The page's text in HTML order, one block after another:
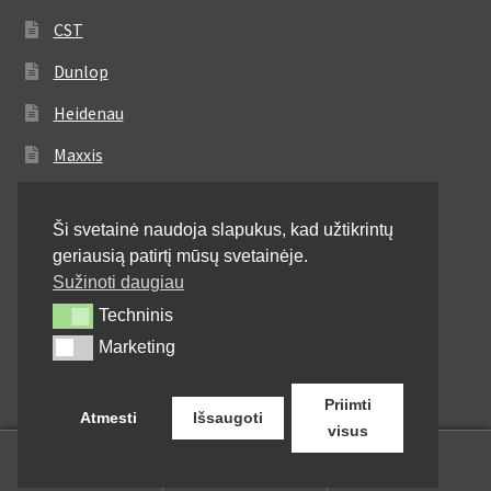
CST
Dunlop
Heidenau
Maxxis
Michelin
Mitas
Pirelli
Shinko
Ši svetainė naudoja slapukus, kad užtikrintų
geriausią patirtį mūsų svetainėje.
Sužinoti daugiau
TechninisTechninis
MarketingMarketing
Atmesti Išsaugoti
Priimti
visus